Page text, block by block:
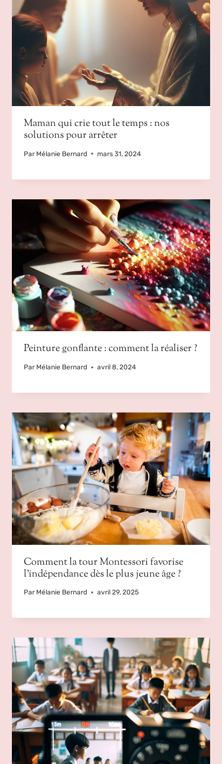
Maman qui crie tout le temps : nos
solutions pour arrêter
Par Mélanie Bernard mars 31, 2024
Peinture gonflante : comment la réaliser ?
Par Mélanie Bernard avril 8, 2024
Comment la tour Montessori favorise
l’indépendance dès le plus jeune âge ?
Par Mélanie Bernard avril 29, 2025